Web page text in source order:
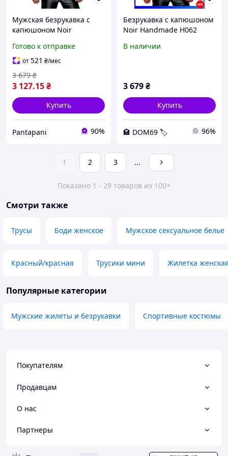
Мужская безрукавка с
капюшоном Noir
Shirt, XXL, мокрый эффект
sexstyle
Готово к отправке
от521 ₴/мес
3 127.15₴
3 679 ₴
Купить
Pantapani 90%
Безрукавка с капюшоном
Noir Handmade H062
(SX0114) POINTSHOPS
В наличии
3 679₴
Купить
🏩 DOM69 🏷️ 96%
1 2 3 ...
Показано 1 - 29 товаров из 100+
Смотри также
Трусы Боди женское Мужское сексуальное белье
Красный/красная Трусики мини Жилетка
Популярные категории
Мужские жилеты и безрукавки Спортивные костюмы
Покупателям
Продавцам
О нас
Партнеры